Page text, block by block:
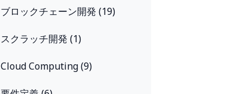
ブロックチェーン開発 (19)
スクラッチ開発 (1)
Cloud Computing (9)